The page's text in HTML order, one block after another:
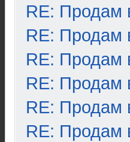
RE: Продам
RE: Продам
RE: Продам
RE: Продам
RE: Продам
RE: Продам